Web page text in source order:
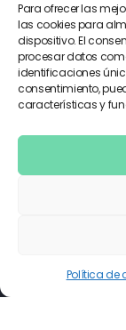
Para ofrecer las
las cookies para
dispositivo. El
procesar datos
identificaciones
consentimiento,
características y
Política de
INFORMACIÓN
Contáctanos
Política de
Términos y
Copyright ©